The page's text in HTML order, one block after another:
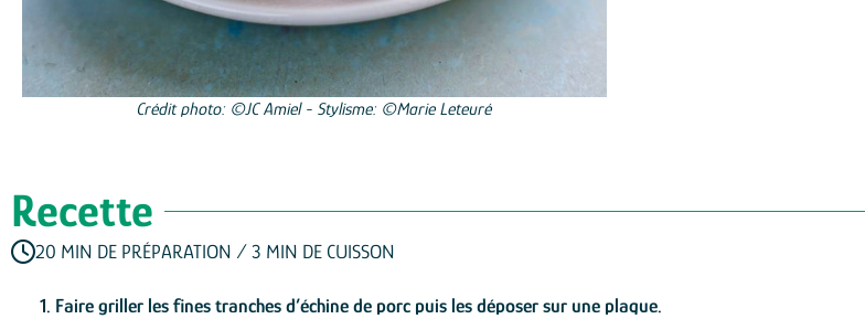
Crédit photo: ©JC Amiel - Stylisme: ©Marie Leteuré
Recette
20 MIN DE PRÉPARATION / 3 MIN DE CUISSON
Faire griller les fines tranches d’échine de porc puis les déposer sur une plaque.